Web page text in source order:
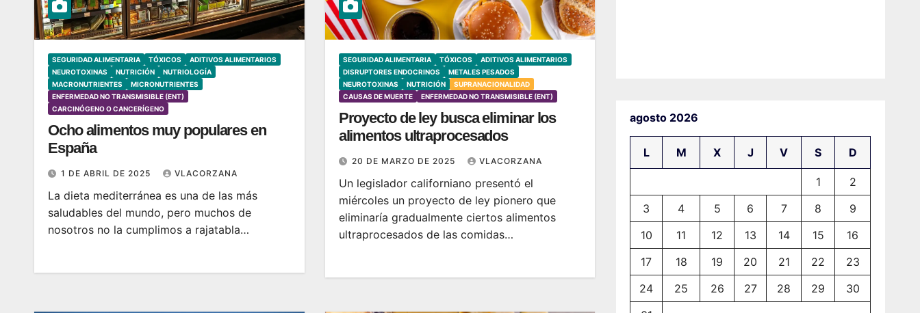
SEGURIDAD ALIMENTARIA TÓXICOS
ADITIVOS ALIMENTARIOS
NEUROTOXINAS
NUTRICIÓN
NUTRIOLOGÍA
MACRONUTRIENTES
MICRONUTRIENTES
ENFERMEDAD NO TRANSMISIBLE (ENT)
CARCINÓGENO O CANCERÍGENO
Ocho alimentos muy populares en
España
1 DE ABRIL DE 2025 VLACORZANA
La dieta mediterránea es una de las más
saludables del mundo, pero muchos de
nosotros no la cumplimos a rajatabla…
SEGURIDAD ALIMENTARIA TÓXICOS
ADITIVOS ALIMENTARIOS
DISRUPTORES ENDOCRINOS
METALES PESADOS
NEUROTOXINAS
NUTRICIÓN
SUPRANACIONALIDAD
CAUSAS DE MUERTE
ENFERMEDAD NO TRANSMISIBLE (ENT)
Proyecto de ley busca eliminar los
alimentos ultraprocesados
20 DE MARZO DE 2025 VLACORZANA
Un legislador californiano presentó el
miércoles un proyecto de ley pionero que
eliminaría gradualmente ciertos alimentos
ultraprocesados ​​de las comidas…
agosto 2026
L M X J V S D
1
2
3
4 5 6 7 8
9
10
11 12 13 14 15
16
17
18 19 20 21 22
23
24
25 26 27 28 29
30